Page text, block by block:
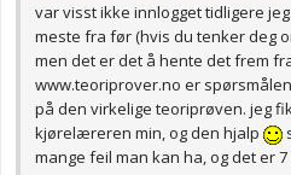
var visst ikke innlogget tidligere
meste fra før (hvis du tenker deg
men det er det å hente det frem
www.teoriprover.no er
på den virkelige teoriprøven. jeg
kjørelæreren min, og den hjalp
mange feil man kan ha, og det er